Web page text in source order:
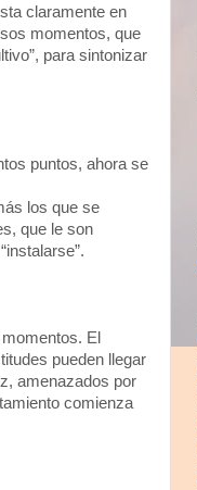
claramente en
momentos, que
para sintonizar
puntos, ahora se
los que se
que le son
El
pueden llegar
amenazados por
comienza